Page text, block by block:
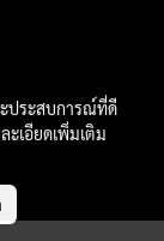
ประสบการณ์ที่ดี
ะเอียดเพิ่มเติม